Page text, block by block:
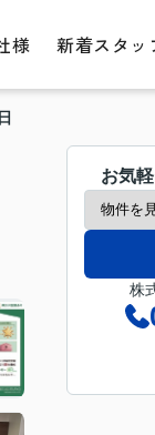
様 新着スタッ
お気
株